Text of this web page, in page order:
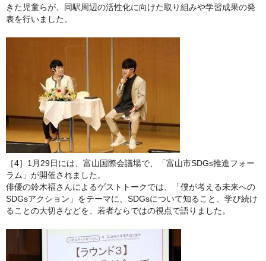
きた児童らが、同駅周辺の活性化に向けた取り組みや学習成果の発
表を行いました。
［4］1月29日には、富山国際会議場で、「富山市SDGs推進フォー
ラム」が開催されました。
俳優の鈴木福さんによるゲストトークでは、「僕が考える未来への
SDGsアクション」をテーマに、SDGsについて知ること、学び続け
ることの大切さなどを、若者ならではの視点で語りました。